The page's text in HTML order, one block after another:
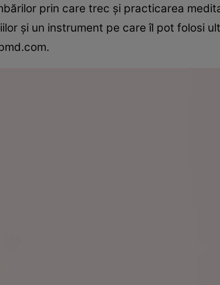
prin care trec și practicarea
și un instrument pe care îl pot folosi